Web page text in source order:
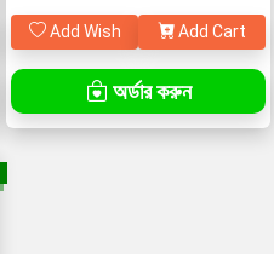
Add Wish Add Cart
অর্ডার করুন